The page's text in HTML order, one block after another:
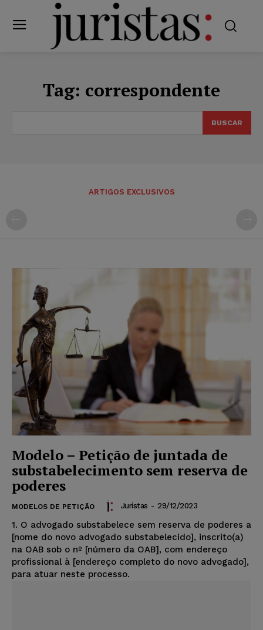
Tag: correspondente
BUSCAR
ARTIGOS EXCLUSIVOS
Modelo – Petição de juntada de
substabelecimento sem reserva de
poderes
MODELOS DE PETIÇÃO Juristas - 29/12/2023
1. O advogado substabelece sem reserva de poderes a
[nome do novo advogado substabelecido], inscrito(a)
na OAB sob o nº [número da OAB], com endereço
profissional à [endereço completo do novo advogado],
para atuar neste processo.